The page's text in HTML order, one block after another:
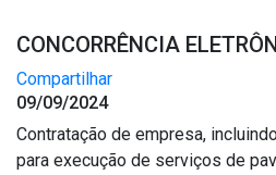
CONCORRÊNCIA
Compartilhar
09/09/2024
Contratação de empresa,
para execução de serviços de